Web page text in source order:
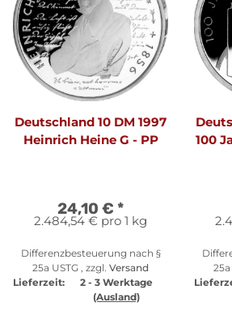
Deutschland 10 DM 1997
Heinrich Heine G - PP
24,10 € *
2.484,54 € pro 1 kg
Differenzbesteuerung nach §
25a USTG , zzgl. Versand
Lieferzeit:
2 - 3 Werktage
(Ausland)
100
25a